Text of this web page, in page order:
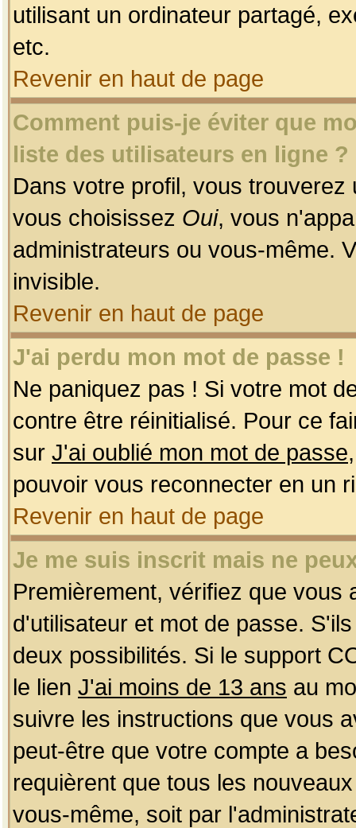
utilisant un ordinateur partagé,
etc.
Revenir en haut de page
Comment puis-je éviter que
liste des utilisateurs en ligne ?
Dans votre profil, vous
vous choisissez Oui, vous
administrateurs ou vous-même.
invisible.
Revenir en haut de page
J'ai perdu mon mot de passe !
Ne paniquez pas ! Si votre mot
contre être réinitialisé. Pour ce
sur J'ai oublié mon mot de passe
pouvoir vous reconnecter en un
Revenir en haut de page
Je me suis inscrit mais ne
Premièrement, vérifiez que
d'utilisateur et mot de passe.
deux possibilités. Si le support
le lien J'ai moins de 13 ans au
suivre les instructions que vous
peut-être que votre compte a
requièrent que tous les
vous-même, soit par